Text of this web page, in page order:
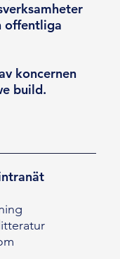
offentliga
koncernen
build.